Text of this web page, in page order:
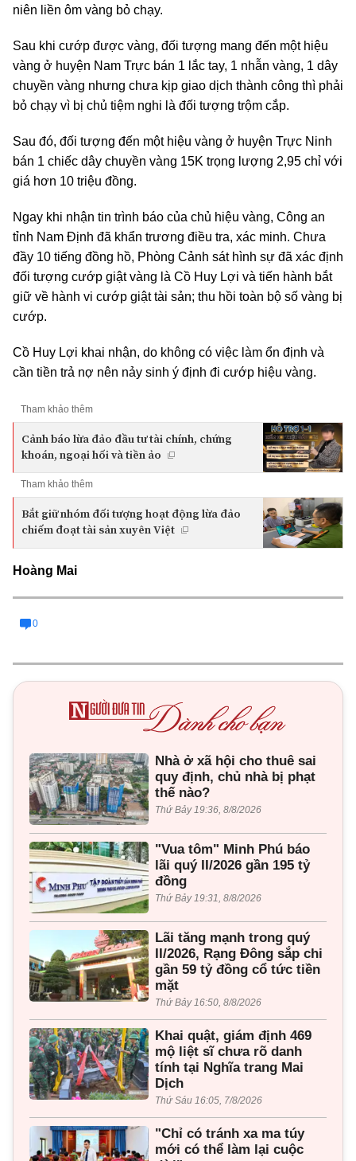
niên liền ôm vàng bỏ chạy.
Sau khi cướp được vàng, đối tượng mang đến một hiệu
vàng ở huyện Nam Trực bán 1 lắc tay, 1 nhẫn vàng, 1 dây
chuyền vàng nhưng chưa kịp giao dịch thành công thì phải
bỏ chạy vì bị chủ tiệm nghi là đối tượng trộm cắp.
Sau đó, đối tượng đến một hiệu vàng ở huyện Trực Ninh
bán 1 chiếc dây chuyền vàng 15K trọng lượng 2,95 chỉ với
giá hơn 10 triệu đồng.
Ngay khi nhận tin trình báo của chủ hiệu vàng, Công an
tỉnh Nam Định đã khẩn trương điều tra, xác minh. Chưa
đầy 10 tiếng đồng hồ, Phòng Cảnh sát hình sự đã xác định
đối tượng cướp giật vàng là Cồ Huy Lợi và tiến hành bắt
giữ về hành vi cướp giật tài sản; thu hồi toàn bộ số vàng bị
cướp.
Cồ Huy Lợi khai nhận, do không có việc làm ổn định và
cần tiền trả nợ nên nảy sinh ý định đi cướp hiệu vàng.
Tham khảo thêm
Cảnh báo lừa đảo đầu tư tài chính, chứng
khoán, ngoại hối và tiền ảo
Tham khảo thêm
Bắt giữ nhóm đối tượng hoạt động lừa đảo
chiếm đoạt tài sản xuyên Việt
Hoàng Mai
0
Nhà ở xã hội cho thuê sai
quy định, chủ nhà bị phạt
thế nào?
Thứ Bảy 19:36, 8/8/2026
"Vua tôm" Minh Phú báo
lãi quý II/2026 gần 195 tỷ
đồng
Thứ Bảy 19:31, 8/8/2026
Lãi tăng mạnh trong quý
II/2026, Rạng Đông sắp chi
gần 59 tỷ đồng cổ tức tiền
mặt
Thứ Bảy 16:50, 8/8/2026
Khai quật, giám định 469
mộ liệt sĩ chưa rõ danh
tính tại Nghĩa trang Mai
Dịch
Thứ Sáu 16:05, 7/8/2026
"Chỉ có tránh xa ma túy
mới có thể làm lại cuộc